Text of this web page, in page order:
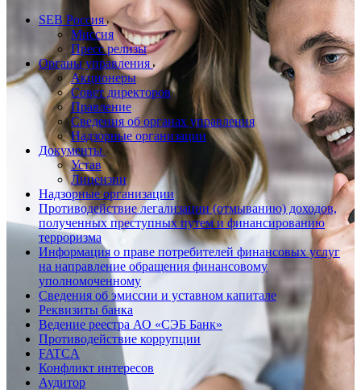
SEB Россия
Миссия
Пресс релизы
Органы управления
Акционеры
Совет директоров
Правление
Сведения об органах управления
Надзорные организации
Документы
Устав
Лицензии
Надзорные организации
Противодействие легализации (отмыванию) доходов,
полученных преступных путем и финансированию
терроризма
Информация о праве потребителей финансовых услуг
на направление обращения финансовому
уполномоченному
Сведения об эмиссии и уставном капитале
Реквизиты банка
Ведение реестра АО «СЭБ Банк»
Противодействие коррупции
FATCA
Конфликт интересов
Аудитор